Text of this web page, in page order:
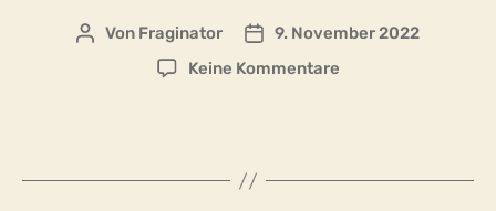
Beitragsautor
Von Fraginator Beitragsdatum
9. November 2022
Keine Kommentarezu